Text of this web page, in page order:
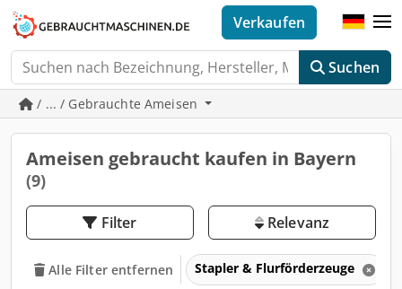
Suchen
Verkaufen
/ ... / Gebrauchte Ameisen
Ameisen gebraucht kaufen in Bayern
(9)
Filter Relevanz
Alle Filter entfernen Stapler & Flurförderzeuge